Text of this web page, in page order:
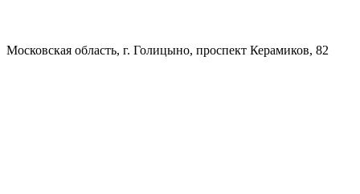
Московская область, г. Голицыно, проспект Керамиков, 82